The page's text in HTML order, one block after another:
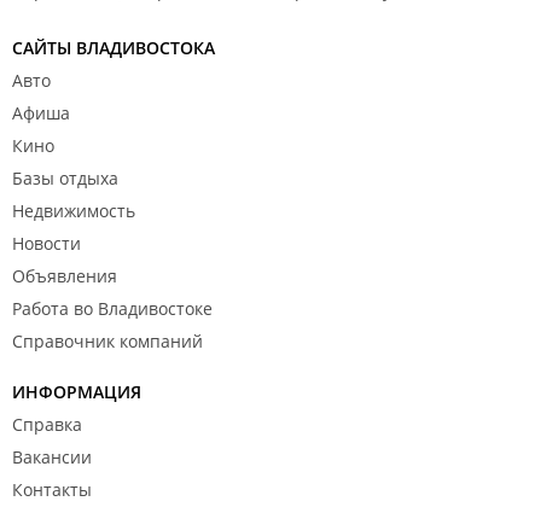
САЙТЫ ВЛАДИВОСТОКА
Авто
Афиша
Кино
Базы отдыха
Недвижимость
Новости
Объявления
Работа во Владивостоке
Справочник компаний
ИНФОРМАЦИЯ
Справка
Вакансии
Контакты